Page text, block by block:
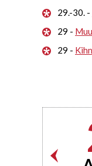
29.-30. -
29 -
29 -